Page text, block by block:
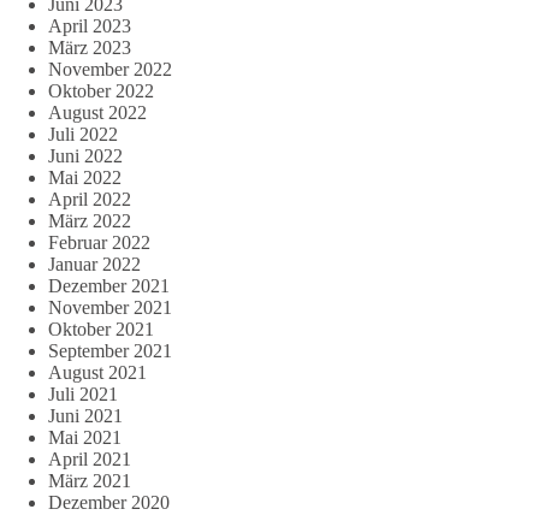
Juni 2023
April 2023
März 2023
November 2022
Oktober 2022
August 2022
Juli 2022
Juni 2022
Mai 2022
April 2022
März 2022
Februar 2022
Januar 2022
Dezember 2021
November 2021
Oktober 2021
September 2021
August 2021
Juli 2021
Juni 2021
Mai 2021
April 2021
März 2021
Dezember 2020